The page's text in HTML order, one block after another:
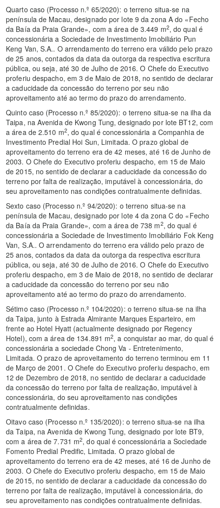
Quarto caso (Processo n.º 65/2020): o terreno situa-se na
península de Macau, designado por lote 9 da zona A do «Fecho
da Baía da Praia Grande», com a área de 3.449 m2, do qual é
concessionária a Sociedade de Investimento Imobiliário Pun
Keng Van, S.A.. O arrendamento do terreno era válido pelo prazo
de 25 anos, contados da data da outorga da respectiva escritura
pública, ou seja, até 30 de Julho de 2016. O Chefe do Executivo
proferiu despacho, em 3 de Maio de 2018, no sentido de declarar
a caducidade da concessão do terreno por seu não
aproveitamento até ao termo do prazo do arrendamento.
Quinto caso (Processo n.º 85/2020): o terreno situa-se na ilha da
Taipa, na Avenida de Kwong Tung, designado por lote BT12, com
a área de 2.510 m2, do qual é concessionária a Companhia de
Investimento Predial Hoi Sun, Limitada. O prazo global de
aproveitamento do terreno era de 42 meses, até 16 de Junho de
2003. O Chefe do Executivo proferiu despacho, em 15 de Maio
de 2015, no sentido de declarar a caducidade da concessão do
terreno por falta de realização, imputável à concessionária, do
seu aproveitamento nas condições contratualmente definidas.
Sexto caso (Processo n.º 94/2020): o terreno situa-se na
península de Macau, designado por lote 4 da zona C do «Fecho
da Baía da Praia Grande», com a área de 738 m2, do qual é
concessionária a Sociedade de Investimento Imobiliário Fok Keng
Van, S.A.. O arrendamento do terreno era válido pelo prazo de
25 anos, contados da data da outorga da respectiva escritura
pública, ou seja, até 30 de Julho de 2016. O Chefe do Executivo
proferiu despacho, em 3 de Maio de 2018, no sentido de declarar
a caducidade da concessão do terreno por seu não
aproveitamento até ao termo do prazo do arrendamento.
Sétimo caso (Processo n.º 104/2020): o terreno situa-se na ilha
da Taipa, junto à Estrada Almirante Marques Esparteiro, em
frente ao Hotel Hyatt (actualmente designado por Regency
Hotel), com a área de 134.891 m2, a conquistar ao mar, do qual é
concessionária a sociedade Chong Va - Entretenimento,
Limitada. O prazo de aproveitamento do terreno terminou em 11
de Março de 2001. O Chefe do Executivo proferiu despacho, em
12 de Dezembro de 2018, no sentido de declarar a caducidade
da concessão do terreno por falta de realização, imputável à
concessionária, do seu aproveitamento nas condições
contratualmente definidas.
Oitavo caso (Processo n.º 135/2020): o terreno situa-se na ilha
da Taipa, na Avenida de Kwong Tung, designado por lote BT9,
com a área de 7.731 m2, do qual é concessionária a Sociedade
Fomento Predial Predific, Limitada. O prazo global de
aproveitamento do terreno era de 42 meses, até 16 de Junho de
2003. O Chefe do Executivo proferiu despacho, em 15 de Maio
de 2015, no sentido de declarar a caducidade da concessão do
terreno por falta de realização, imputável à concessionária, do
seu aproveitamento nas condições contratualmente definidas.